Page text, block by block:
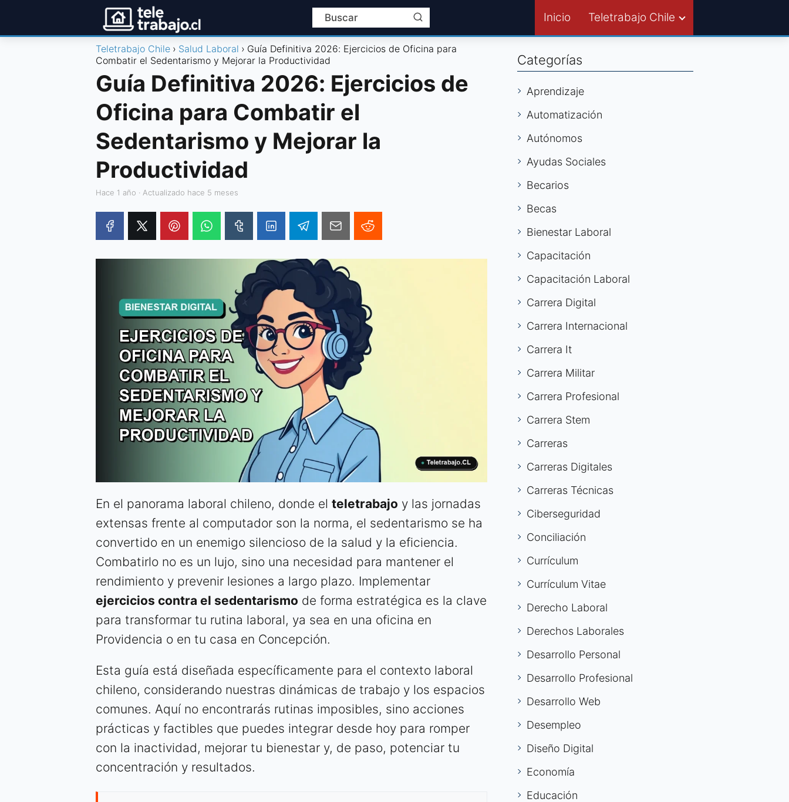
Inicio Teletrabajo Chile
Teletrabajo Chile Salud Laboral
Guía Definitiva 2026: Ejercicios de Oficina para
Combatir el Sedentarismo y Mejorar la Productividad
Guía Definitiva 2026: Ejercicios de
Oficina para Combatir el
Sedentarismo y Mejorar la
Productividad
hace 1 año · Actualizado hace 5 meses
En el panorama laboral chileno, donde el teletrabajo y las jornadas
extensas frente al computador son la norma, el sedentarismo se ha
convertido en un enemigo silencioso de la salud y la eficiencia.
Combatirlo no es un lujo, sino una necesidad para mantener el
rendimiento y prevenir lesiones a largo plazo. Implementar
ejercicios contra el sedentarismo de forma estratégica es la clave
para transformar tu rutina laboral, ya sea en una oficina en
Providencia o en tu casa en Concepción.
Esta guía está diseñada específicamente para el contexto laboral
chileno, considerando nuestras dinámicas de trabajo y los espacios
comunes. Aquí no encontrarás rutinas imposibles, sino acciones
prácticas y factibles que puedes integrar desde hoy para romper
con la inactividad, mejorar tu bienestar y, de paso, potenciar tu
concentración y resultados.
Categorías
Aprendizaje
Automatización
Autónomos
Ayudas Sociales
Becarios
Becas
Bienestar Laboral
Capacitación
Capacitación Laboral
Carrera Digital
Carrera Internacional
Carrera It
Carrera Militar
Carrera Profesional
Carrera Stem
Carreras
Carreras Digitales
Carreras Técnicas
Ciberseguridad
Conciliación
Currículum
Currículum Vitae
Derecho Laboral
Derechos Laborales
Desarrollo Personal
Desarrollo Profesional
Desarrollo Web
Desempleo
Diseño Digital
Economía
Educación